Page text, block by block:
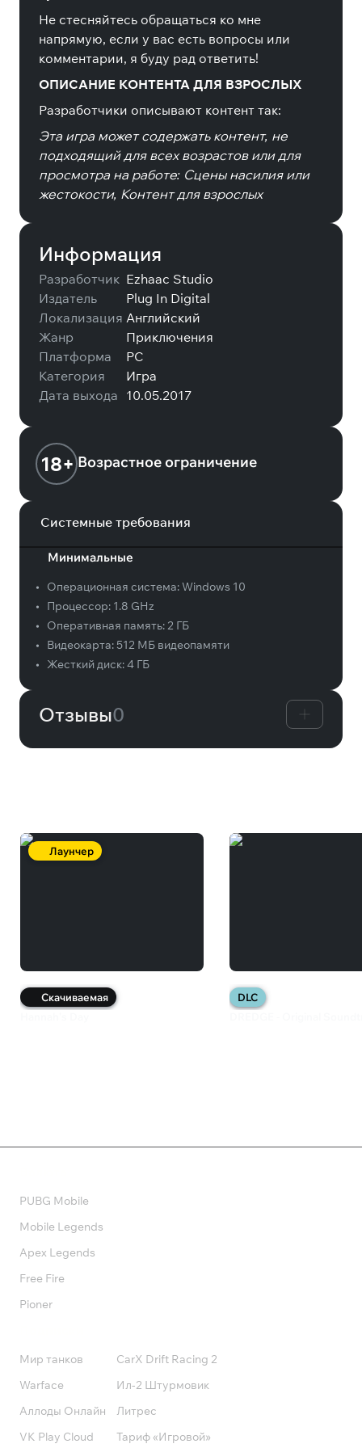
Не стесняйтесь обращаться ко мне
напрямую, если у вас есть вопросы или
комментарии, я буду рад ответить!
ОПИСАНИЕ КОНТЕНТА ДЛЯ ВЗРОСЛЫХ
Разработчики описывают контент так:
Эта игра может содержать контент, не
подходящий для всех возрастов или для
просмотра на работе: Сцены насилия или
жестокости, Контент для взрослых
Информация
Разработчик Ezhaac Studio
Издатель
Plug In Digital
Локализация Английский
Жанр
Приключения
Платформа
PC
Категория
Игра
Дата выхода 10.05.2017
18+ Возрастное ограничение
Системные требования
Минимальные
• Операционная система:Windows 10
•
Процессор: 1.8 GHz
•
Оперативная память:2 ГБ
•
Видеокарта: 512 МБ видеопамяти
•
Жесткий диск:4 ГБ
Отзывы0
Лаунчер
Скачиваемая
DLC
PUBG Mobile
Mobile Legends
Apex Legends
Free Fire
Pioner
Мир танков
Warface
Аллоды Онлайн
VK Play Cloud
CarX Drift Racing 2
Ил-2 Штурмовик
Литрес
Тариф «Игровой»